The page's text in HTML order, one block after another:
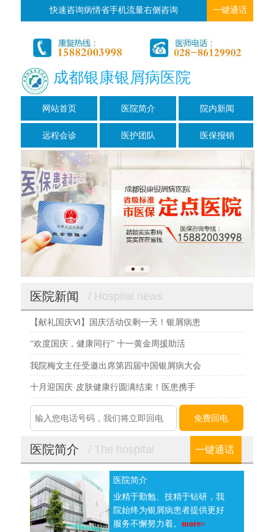
快速咨询病情省手机流量右侧咨询 一键通话
成都银康银屑病医院
网站首页 医院简介 院内新闻
远程会诊 医护团队 医保报销
医院新闻 / Hospital news
【献礼国庆Ⅵ】国庆活动仅剩一天！银屑病患
“欢度国庆，健康同行” 十一黄金周援助活
我院梅文主任受邀出席第四届中国银屑病大会
十月迎国庆·皮肤健康行圆满结束！医患携手
医院简介 / The hospital 一键通话
医院简介
业精于勤勉、技精于钻研，我
院始终为银屑病患者提供更好
服务不懈努力着。more>